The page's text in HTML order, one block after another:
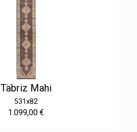
Täbriz Mahi
531x82
1.099,00 €